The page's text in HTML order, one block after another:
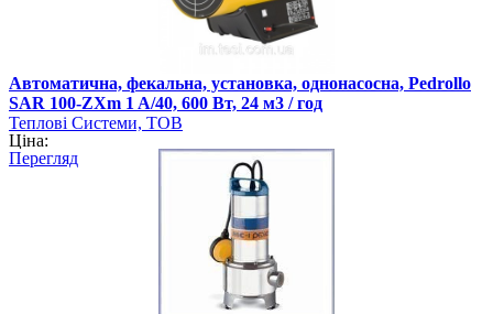
Автоматична, фекальна, установка, однонасосна, Pedrollo
SAR 100-ZXm 1 A/40, 600 Вт, 24 м3 / год
Теплові Системи, ТОВ
Ціна:
Перегляд